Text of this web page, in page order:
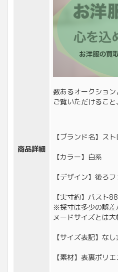
商品詳細
数あるオークショ
ご覧いただけるこ
【ブランド名】ス
【カラー】白系
【デザイン】後ろ
【実寸約】バスト
※採寸は多少の誤差
ヌードサイズとは
【サイズ表記】な
【素材】表裏ポリ